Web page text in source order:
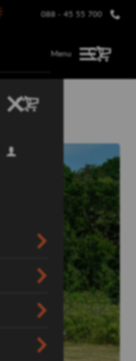
088 - 45 55 700
Menu